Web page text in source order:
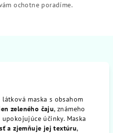
ochotne poradíme.
maska s obsahom
zeleného čaju, známeho
účinky. Maska
a zjemňuje jej textúru,